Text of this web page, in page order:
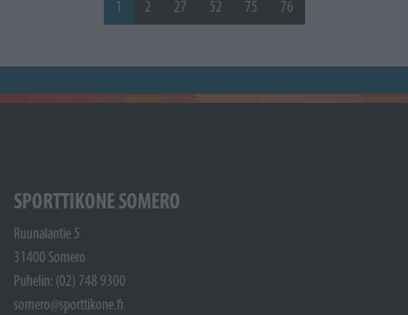
1 2 27 52 75 76
SPORTTIKONE SOMERO
Ruunalantie 5
31400 Somero
Puhelin: (02) 748 9300
somero@sporttikone.fi